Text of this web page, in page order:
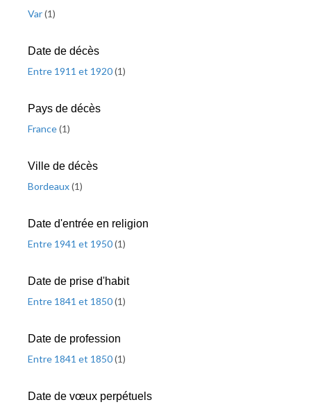
Var(1)
Date de décès
Entre 1911 et 1920(1)
Pays de décès
France(1)
Ville de décès
Bordeaux(1)
Date d'entrée en religion
Entre 1941 et 1950(1)
Date de prise d'habit
Entre 1841 et 1850(1)
Date de profession
Entre 1841 et 1850(1)
Date de vœux perpétuels